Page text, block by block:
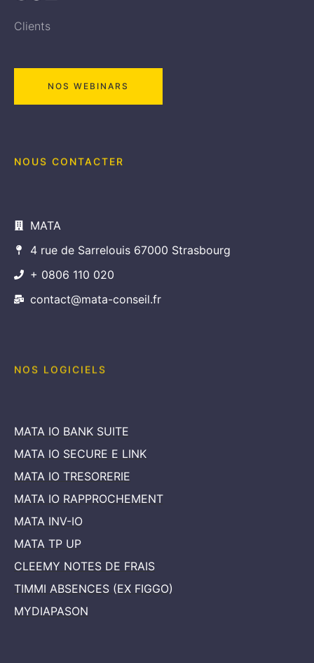
Clients
NOS WEBINARS
NOUS CONTACTER
MATA
4 rue de Sarrelouis 67000 Strasbourg
+ 0806 110 020
contact@mata-conseil.fr
NOS LOGICIELS
MATA IO BANK SUITE
MATA IO SECURE E LINK
MATA IO TRESORERIE
MATA IO RAPPROCHEMENT
MATA INV-IO
MATA TP UP
CLEEMY NOTES DE FRAIS
TIMMI ABSENCES (EX FIGGO)
MYDIAPASON